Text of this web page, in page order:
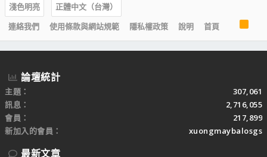
淺色明亮
正體中文（台灣）
連絡我們
使用條款與網站規範 隱私權政策 說明 首頁
R
S
S
論壇統計
主題
307,061
訊息
2,716,055
會員
217,899
新加入的會員
xuongmaybalosgs
最新文章